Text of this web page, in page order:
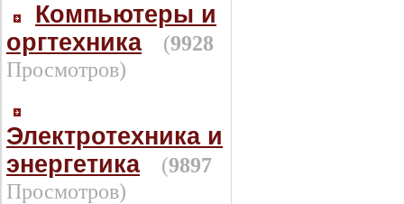
Компьютеры и
оргтехника
(9928
Просмотров)
Электротехника и
энергетика
(9897
Просмотров)